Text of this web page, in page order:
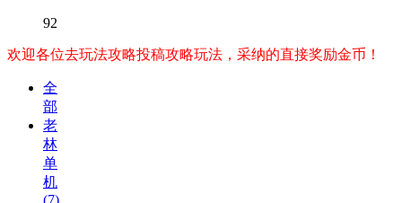
92
欢迎各位去玩法攻略投稿攻略玩法，采纳的直接奖励金币！
全
部
老
林
单
机